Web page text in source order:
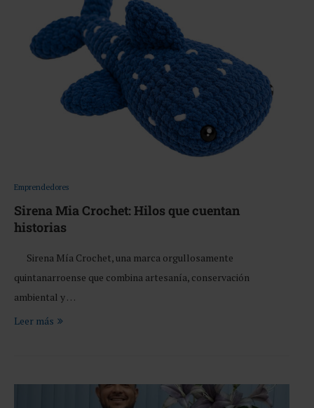
Emprendedores
Sirena Mia Crochet: Hilos que cuentan
historias
Sirena Mía Crochet, una marca orgullosamente
quintanarroense que combina artesanía, conservación
ambiental y …
Leer más